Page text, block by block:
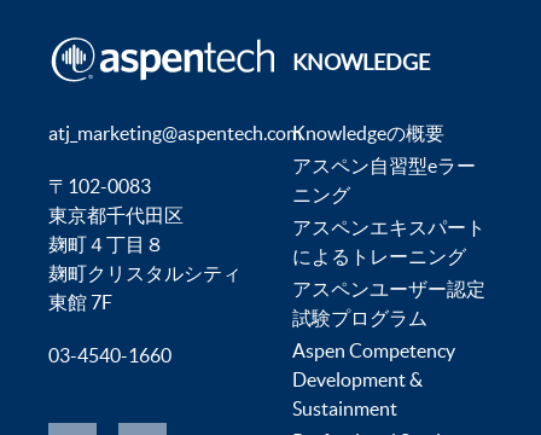
atj_marketing@aspentech.com
〒102-0083
東京都千代田区
麹町４丁目８
麹町クリスタルシティ
東館 7F
03-4540-1660
KNOWLEDGE
Knowledgeの概要
アスペン自習型eラー
ニング
アスペンエキスパート
によるトレーニング
アスペンユーザー認定
試験プログラム
Aspen Competency
Development &
Sustainment